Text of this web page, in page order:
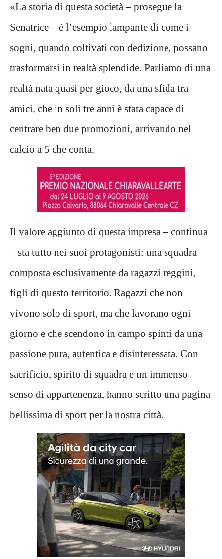
«La storia di questa società – prosegue la
Senatrice – è l’esempio lampante di come i
sogni, quando coltivati con dedizione, possano
trasformarsi in realtà splendide. Parliamo di una
realtà nata quasi per gioco, da una sfida tra
amici, che in soli tre anni è stata capace di
centrare ben due promozioni, arrivando nel
calcio a 5 che conta.
Il valore aggiunto di questa impresa – continua
– sta tutto nei suoi protagonisti: una squadra
composta esclusivamente da ragazzi reggini,
figli di questo territorio. Ragazzi che non
vivono solo di sport, ma che lavorano ogni
giorno e che scendono in campo spinti da una
passione pura, autentica e disinteressata. Con
sacrificio, spirito di squadra e un immenso
senso di appartenenza, hanno scritto una pagina
bellissima di sport per la nostra città.